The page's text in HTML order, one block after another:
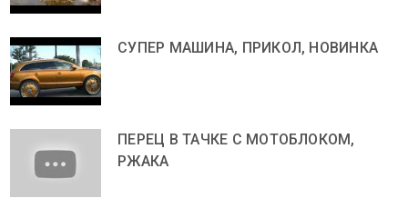
СУПЕР МАШИНА, ПРИКОЛ, НОВИНКА
ПЕРЕЦ В ТАЧКЕ С МОТОБЛОКОМ,
РЖАКА